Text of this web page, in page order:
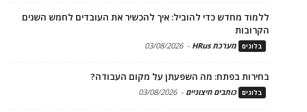
ללמוד מחדש כדי להוביל: איך להכשיר את העובדים לחמש השנים
הקרובות
בלוגים מערכת HRus -
03/08/2026
בחירות בפתח: מה השפעתן על מקום העבודה?
בלוגים כותבים חיצוניים -
03/08/2026